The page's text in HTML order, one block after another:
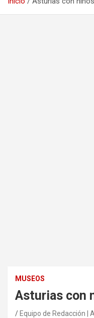
MUSEOS
Asturias con
Equipo de Redacción |